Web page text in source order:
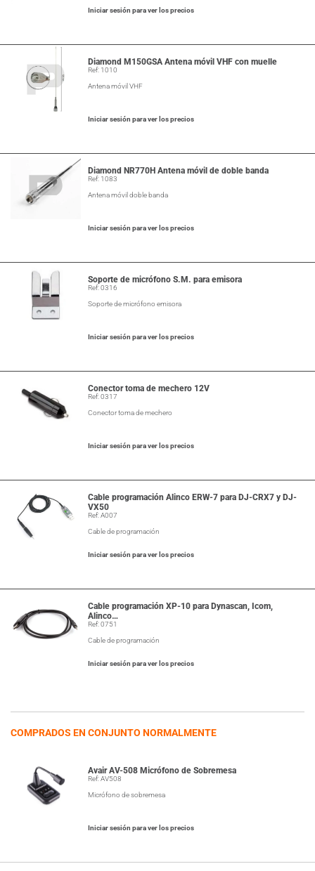
Iniciar sesión para ver los precios
Diamond M150GSA Antena móvil VHF con muelle
Ref: 1010
Antena móvil VHF
Iniciar sesión para ver los precios
Diamond NR770H Antena móvil de doble banda
Ref: 1083
Antena móvil doble banda
Iniciar sesión para ver los precios
Soporte de micrófono S.M. para emisora
Ref: 0316
Soporte de micrófono emisora
Iniciar sesión para ver los precios
Conector toma de mechero 12V
Ref: 0317
Conector toma de mechero
Iniciar sesión para ver los precios
Cable programación Alinco ERW-7 para DJ-CRX7 y DJ-
VX50
Ref: A007
Cable de programación
Iniciar sesión para ver los precios
Cable programación XP-10 para Dynascan, Icom,
Alinco…
Ref: 0751
Cable de programación
Iniciar sesión para ver los precios
COMPRADOS EN CONJUNTO NORMALMENTE
Avair AV-508 Micrófono de Sobremesa
Ref: AV508
Micrófono de sobremesa
Iniciar sesión para ver los precios